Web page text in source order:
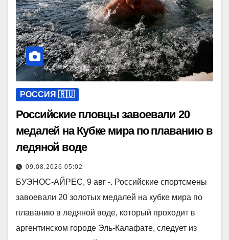
РОССИЯ 🇷🇺
Российские пловцы завоевали 20
медалей на Кубке мира по плаванию в
ледяной воде
09.08.2026 05:02
БУЭНОС-АЙРЕС, 9 авг -. Российские спортсмены
завоевали 20 золотых медалей на кубке мира по
плаванию в ледяной воде, который проходит в
аргентинском городе Эль-Калафате, следует из